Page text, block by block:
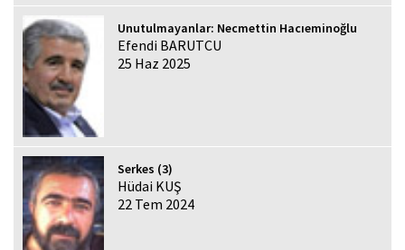
Unutulmayanlar: Necmettin Hacıeminoğlu
Efendi BARUTCU
25 Haz 2025
Serkes (3)
Hüdai KUŞ
22 Tem 2024